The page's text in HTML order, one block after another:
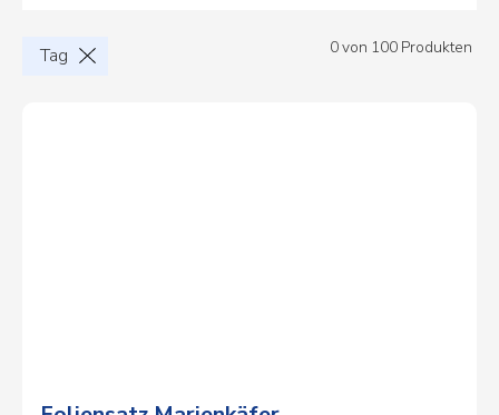
Tag 0von 100 Produkten